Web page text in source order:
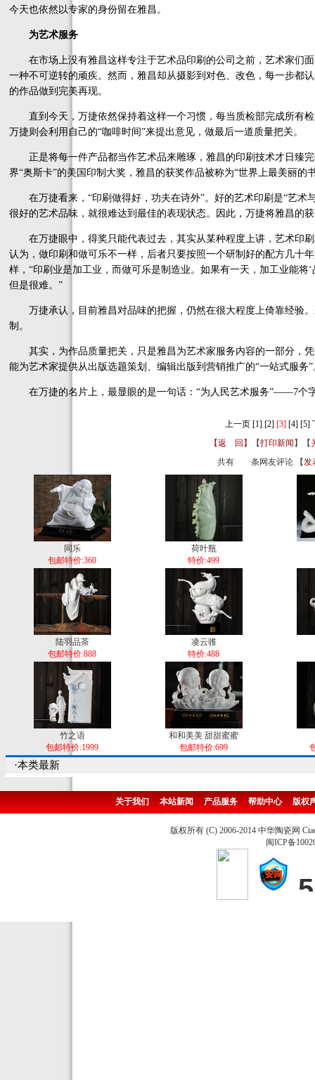
今天也依然以专家的身份留在雅昌。
为艺术服务
在市场上没有雅昌这样专注于艺术品印刷的公司之前，艺术家们
一种不可逆转的顽疾。然而，雅昌却从摄影到对色、改色，每一步都
的作品做到完美再现。
直到今天，万捷依然保持着这样一个习惯，每当质检部完成所有
万捷则会利用自己的“咖啡时间”来提出意见，做最后一道质量把关。
正是将每一件产品都当作艺术品来雕琢，雅昌的印刷技术才日臻完
界“奥斯卡”的美国印制大奖，雅昌的获奖作品被称为“世界上最美丽的
在万捷看来，“印刷做得好，功夫在诗外”。好的艺术印刷是“艺术
很好的艺术品味，就很难达到最佳的表现状态。因此，万捷将雅昌的
在万捷眼中，得奖只能代表过去，其实从某种程度上讲，艺术印
认为，做印刷和做可乐不一样，后者只要按照一个研制好的配方几十
样，“印刷业是加工业，而做可乐是制造业。如果有一天，加工业能将
但是很难。”
万捷承认，目前雅昌对品味的把握，仍然在很大程度上倚靠经验。
制。
其实，为作品质量把关，只是雅昌为艺术家服务内容的一部分，
能为艺术家提供从出版选题策划、编辑出版到营销推广的“一站式服务”
在万捷的名片上，最显眼的是一句话：“为人民艺术服务”——7个
上一页 [1] [2] [3] [4] [5]
【返 回】
【打印新闻 】【
共有
条网友评论 【发
同乐
包邮特价:360
荷叶瓶
特价:499
陆羽品茶
包邮特价:888
凌云骓
特价:488
竹之语
包邮特价:1999
和和美美 甜甜蜜蜜
包邮特价:699
·本类最新
关于我们 本站新闻 产品服务 帮助中心 版权
版权所有 (C) 2006-2014 中华陶瓷网
闽ICP备